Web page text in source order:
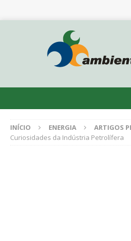
INÍCIO ENERGIA
ARTIGOS
Curiosidades da Indústria Petrolífera